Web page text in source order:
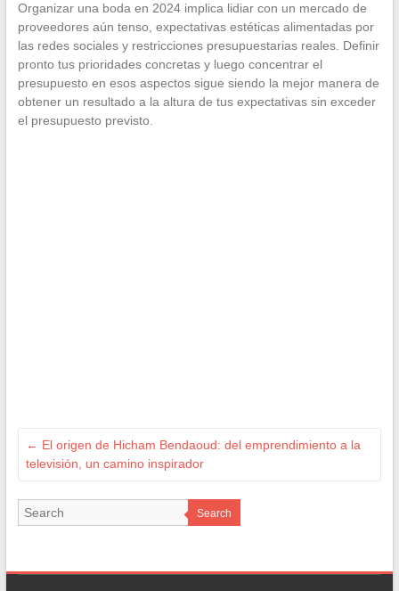
Organizar una boda en 2024 implica lidiar con un mercado de
proveedores aún tenso, expectativas estéticas alimentadas por
las redes sociales y restricciones presupuestarias reales. Definir
pronto tus prioridades concretas y luego concentrar el
presupuesto en esos aspectos sigue siendo la mejor manera de
obtener un resultado a la altura de tus expectativas sin exceder
el presupuesto previsto.
← El origen de Hicham Bendaoud: del emprendimiento a la
televisión, un camino inspirador
Search